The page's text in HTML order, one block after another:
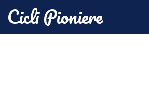
Cicli Pioniere